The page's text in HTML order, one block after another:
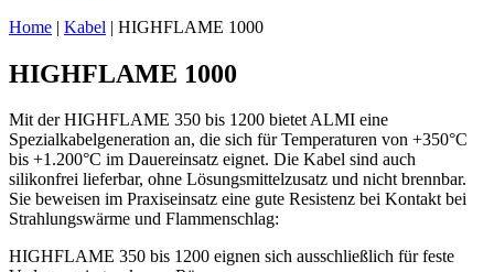
Home | Kabel | HIGHFLAME 1000
HIGHFLAME 1000
Mit der HIGHFLAME 350 bis 1200 bietet ALMI eine
Spezialkabelgeneration an, die sich für Temperaturen von +350°C
bis +1.200°C im Dauereinsatz eignet. Die Kabel sind auch
silikonfrei lieferbar, ohne Lösungsmittelzusatz und nicht brennbar.
Sie beweisen im Praxiseinsatz eine gute Resistenz bei Kontakt bei
Strahlungswärme und Flammenschlag:
HIGHFLAME 350 bis 1200 eignen sich ausschließlich für feste